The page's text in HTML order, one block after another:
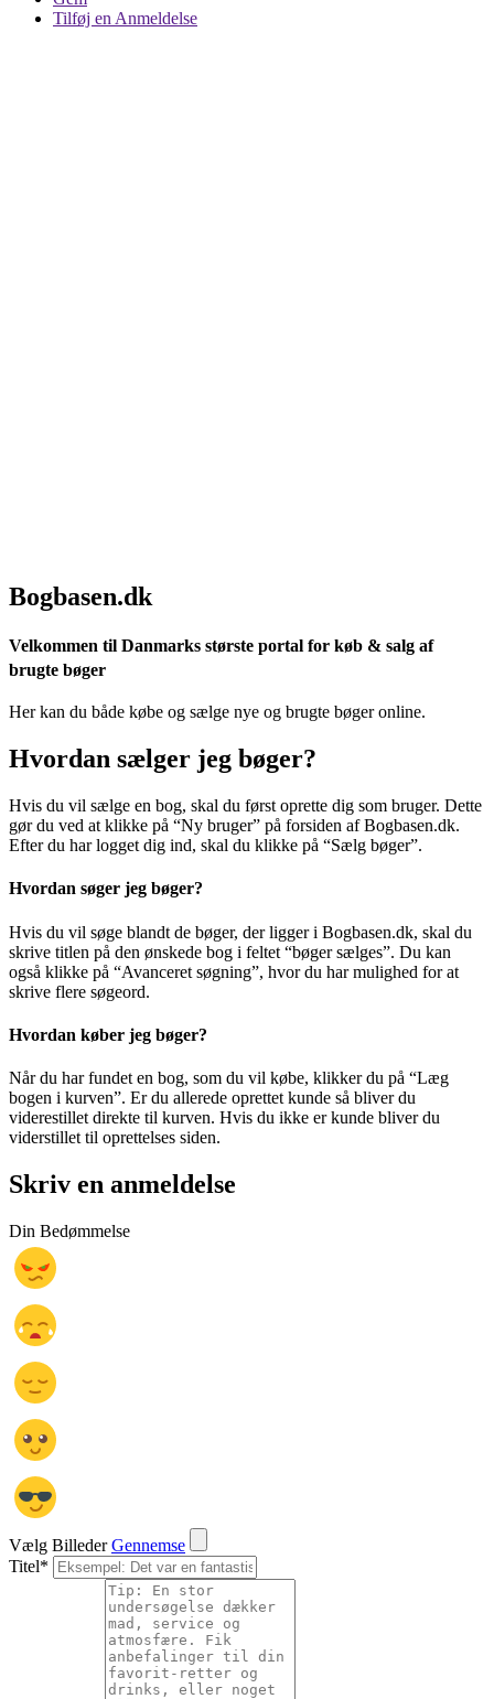
Tilføj en Anmeldelse
Bogbasen.dk
Velkommen til Danmarks største portal for køb & salg af
brugte bøger
Her kan du både købe og sælge nye og brugte bøger online.
Hvordan sælger jeg bøger?
Hvis du vil sælge en bog, skal du først oprette dig som bruger. Dette
gør du ved at klikke på “Ny bruger” på forsiden af Bogbasen.dk.
Efter du har logget dig ind, skal du klikke på “Sælg bøger”.
Hvordan søger jeg bøger?
Hvis du vil søge blandt de bøger, der ligger i Bogbasen.dk, skal du
skrive titlen på den ønskede bog i feltet “bøger sælges”. Du kan
også klikke på “Avanceret søgning”, hvor du har mulighed for at
skrive flere søgeord.
Hvordan køber jeg bøger?
Når du har fundet en bog, som du vil købe, klikker du på “Læg
bogen i kurven”. Er du allerede oprettet kunde så bliver du
viderestillet direkte til kurven. Hvis du ikke er kunde bliver du
viderstillet til oprettelses siden.
Skriv en anmeldelse
Din Bedømmelse
Vælg Billeder Gennemse
Titel*